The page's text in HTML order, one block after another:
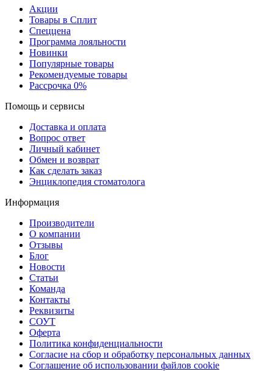
Акции
Товары в Сплит
Спеццена
Программа лояльности
Новинки
Популярные товары
Рекомендуемые товары
Рассрочка 0%
Помощь и сервисы
Доставка и оплата
Вопрос ответ
Личный кабинет
Обмен и возврат
Как сделать заказ
Энциклопедия стоматолога
Информация
Производители
О компании
Отзывы
Блог
Новости
Статьи
Команда
Контакты
Реквизиты
СОУТ
Оферта
Политика конфиденциальности
Согласие на сбор и обработку персональных данных
Соглашение об использовании файлов cookie